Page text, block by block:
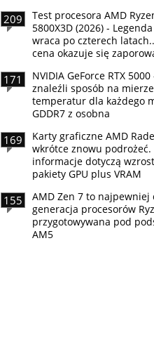
209
Test procesora AMD
5800X3D (2026) -
wraca po czterech
cena okazuje się
171
NVIDIA GeForce RTX
znaleźli sposób na
temperatur dla każdego
GDDR7 z osobna
169
Karty graficzne AMD
wkrótce znowu podrożeć.
informacje dotyczą
pakiety GPU plus VRAM
155
AMD Zen 7 to najpewniej
generacja procesorów
przygotowywana pod
AM5